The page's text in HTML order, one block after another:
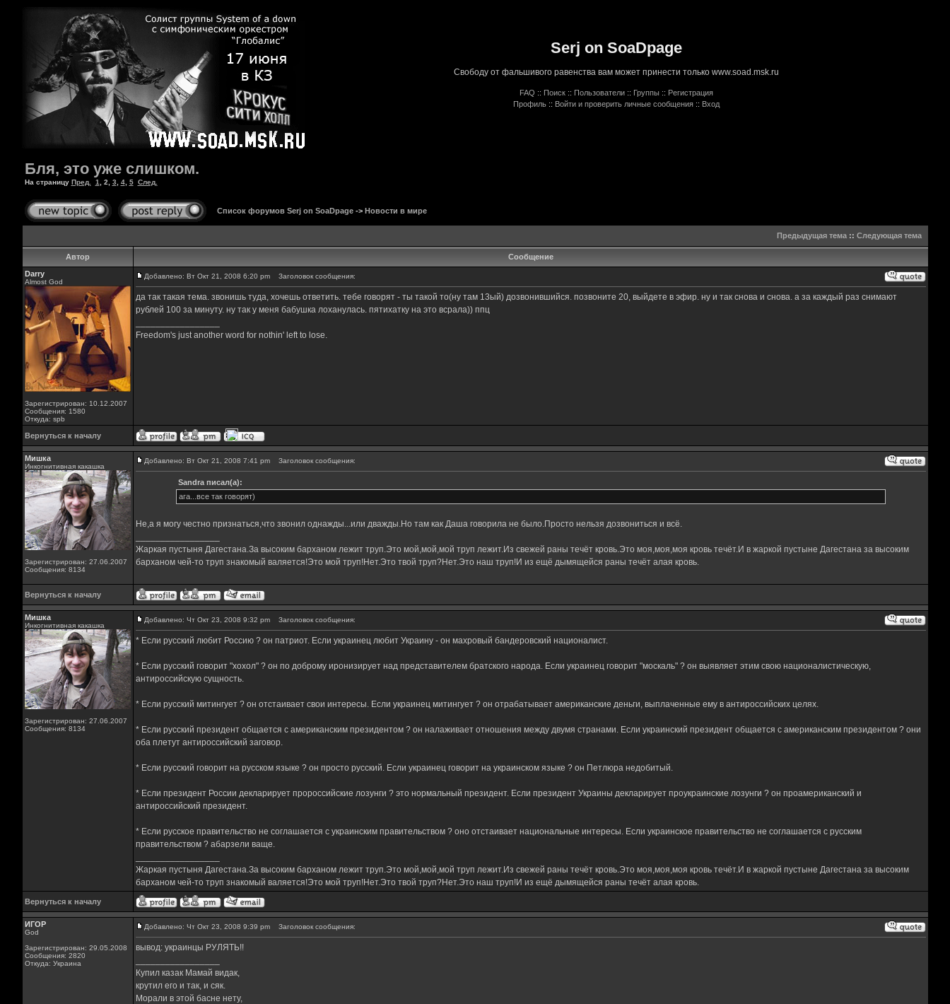
Serj on SoaDpage
Свободу от фальшивого равенства вам может принести только www.soad.msk.ru
FAQ :: Поиск :: Пользователи :: Группы :: Регистрация
Профиль :: Войти и проверить личные сообщения :: Вход
Бля, это уже слишком.
На страницу Пред. 1 2 3 4, 5 След.
Список форумов Serj on SoaDpage-> Новости в мире
Предыдущая тема:: Следующая тема
Автор
Сообщение
Darry
Almost God
Зарегистрирован: 10.12.2007
Сообщения: 1580
Откуда: spb
Добавлено: Вт Окт 21, 2008 6:20 pm Заголовок сообщения:
да так такая тема. звонишь туда, хочешь ответить. тебе говорят - ты такой то(ну там 13ый) дозвонившийся. позвоните 20, выйдете в эфир. ну и так снова и снова. а за каждый раз снимают
рублей 100 за минуту. ну так у меня бабушка лоханулась. пятихатку на это всрала)) ппц
Freedom's just another word for nothin' left to lose.
Вернуться к началу
Мишка
Инкогнитивная какашка
Зарегистрирован: 27.06.2007
Сообщения: 8134
Добавлено: Вт Окт 21, 2008 7:41 pm Заголовок сообщения:
Sandra писал(а):
ага...все так говорят)
Не,а я могу честно признаться,что звонил однажды...или дважды.Но там как Даша говорила не было.Просто нельзя дозвониться и всё.
Жаркая пустыня Дагестана.За высоким барханом лежит труп.Это мой,мой,мой труп лежит.Из свежей раны течёт кровь.Это моя,моя,моя кровь течёт.И в жаркой пустыне Дагестана за высоким
барханом чей-то труп знакомый валяется!Это мой труп!Нет.Это твой труп?Нет.Это наш труп!И из ещё дымящейся раны течёт алая кровь.
Вернуться к началу
Мишка
Инкогнитивная какашка
Зарегистрирован: 27.06.2007
Сообщения: 8134
Добавлено: Чт Окт 23, 2008 9:32 pm Заголовок сообщения:
* Если русский любит Россию ? он патриот. Если украинец любит Украину - он махровый бандеровский националист.
* Если русский говорит "хохол" ? он по доброму иронизирует над представителем братского народа. Если украинец говорит "москаль" ? он выявляет этим свою националистическую,
антироссийскую сущность.
* Если русский митингует ? он отстаивает свои интересы. Если украинец митингует ? он отрабатывает американские деньги, выплаченные ему в антироссийских целях.
* Если русский президент общается с американским президентом ? он налаживает отношения между двумя странами. Если украинский президент общается с американским президентом ? они
оба плетут антироссийский заговор.
* Если русский говорит на русском языке ? он просто русский. Если украинец говорит на украинском языке ? он Петлюра недобитый.
* Если президент России декларирует пророссийские лозунги ? это нормальный президент. Если президент Украины декларирует проукраинские лозунги ? он проамериканский и
антироссийский президент.
* Если русское правительство не соглашается с украинским правительством ? оно отстаивает национальные интересы. Если украинское правительство не соглашается с русским
правительством ? абарзели ваще.
Жаркая пустыня Дагестана.За высоким барханом лежит труп.Это мой,мой,мой труп лежит.Из свежей раны течёт кровь.Это моя,моя,моя кровь течёт.И в жаркой пустыне Дагестана за высоким
барханом чей-то труп знакомый валяется!Это мой труп!Нет.Это твой труп?Нет.Это наш труп!И из ещё дымящейся раны течёт алая кровь.
Вернуться к началу
ИГОР
God
Зарегистрирован: 29.05.2008
Сообщения: 2820
Откуда: Украина
Добавлено: Чт Окт 23, 2008 9:39 pm Заголовок сообщения:
вывод: украинцы РУЛЯТЬ!!
Купил казак Мамай видак,
крутил его и так, и сяк.
Морали в этой басне нету,